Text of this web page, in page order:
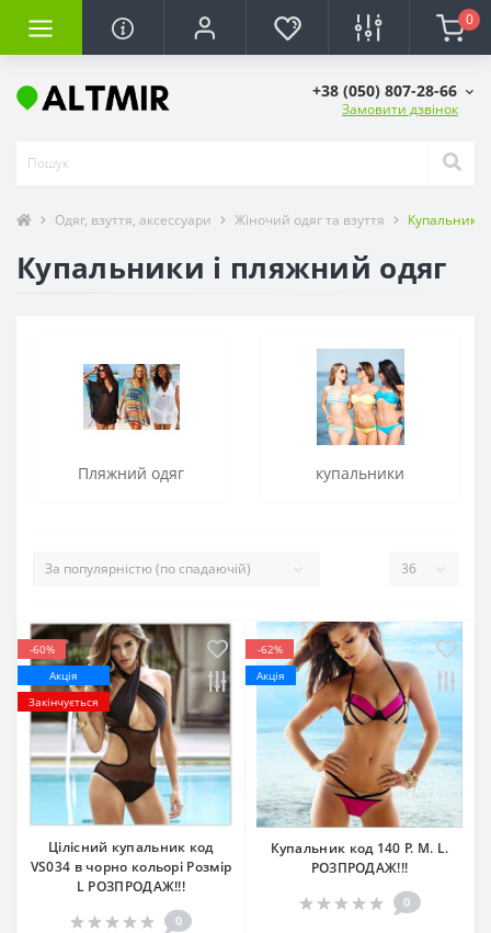
0
+38 (050) 807-28-66
Замовити дзвінок
Одяг, взуття, аксессуари Жіночий одяг та взуття Купальники
Купальники і пляжний одяг
Пляжний одяг купальники
-60%
Акція
Закінчується
Цілісний купальник код
VS034 в чорно кольорі Розмір
L РОЗПРОДАЖ!!!
0
-62%
Акція
Купальник код 140 Р. M. L.
РОЗПРОДАЖ!!!
0